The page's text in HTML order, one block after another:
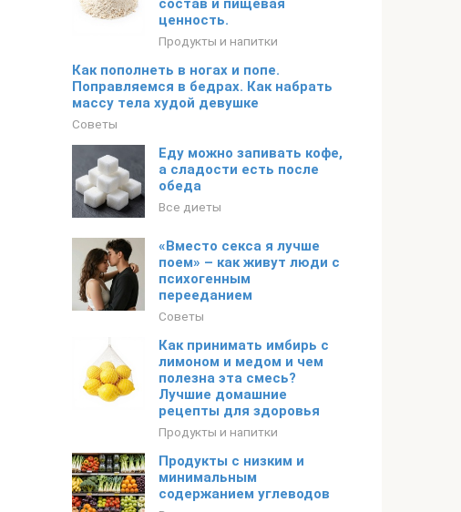
состав и пищевая
ценность.
Продукты и напитки
Как пополнеть в ногах и попе.
Поправляемся в бедрах. Как набрать
массу тела худой девушке
Советы
Еду можно запивать кофе,
а сладости есть после
обеда
Все диеты
«Вместо секса я лучше
поем» – как живут люди с
психогенным
перееданием
Советы
Как принимать имбирь с
лимоном и медом и чем
полезна эта смесь?
Лучшие домашние
рецепты для здоровья
Продукты и напитки
Продукты с низким и
минимальным
содержанием углеводов